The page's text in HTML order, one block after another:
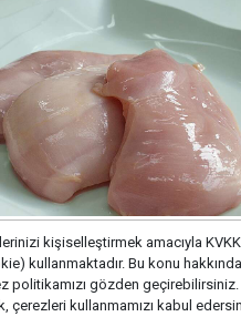
bir kez daha
kişiselleştirmek amacıyla KVKK
kullanmaktadır. Bu konu
politikamızı gözden
çerezleri kullanmamızı kabul